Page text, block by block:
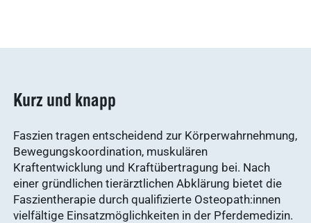
Ergebnisse
WDT Info
Ergebnisse
anzeigen
Kurz und knapp
Faszien tragen entscheidend zur Körperwahrnehmung,
Bewegungskoordination, muskulären
Kraftentwicklung und Kraftübertragung bei. Nach
einer gründlichen tierärztlichen Abklärung bietet die
Faszientherapie durch qualifizierte Osteopath:innen
vielfältige Einsatzmöglichkeiten in der Pferdemedizin.